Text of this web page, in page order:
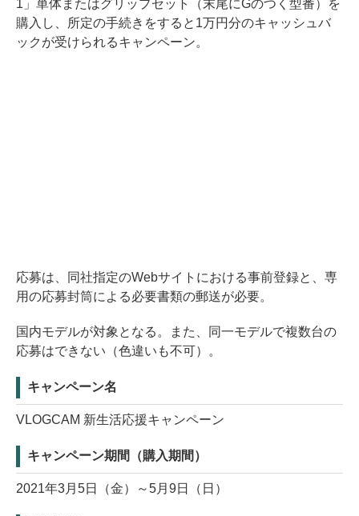
1」単体またはグリップセット（末尾にGのつく型番）を
購入し、所定の手続きをすると1万円分のキャッシュバ
ックが受けられるキャンペーン。
応募は、同社指定のWebサイトにおける事前登録と、専
用の応募封筒による必要書類の郵送が必要。
国内モデルが対象となる。また、同一モデルで複数台の
応募はできない（色違いも不可）。
キャンペーン名
VLOGCAM 新生活応援キャンペーン
キャンペーン期間（購入期間）
2021年3月5日（金）～5月9日（日）